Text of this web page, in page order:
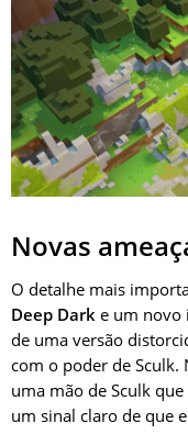
Novas
O detalhe mais
Deep Dark e um
de uma versão
com o poder de
uma mão de Sculk
um sinal claro de que